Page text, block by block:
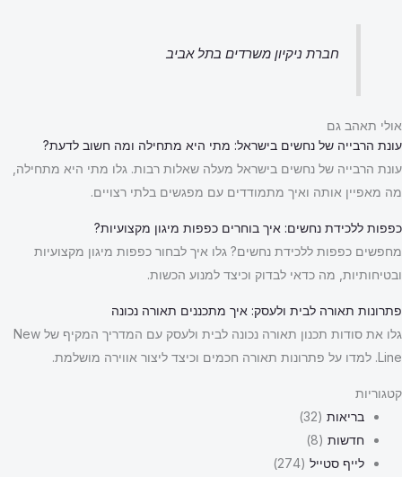
חברת ניקיון משרדים בתל אביב
אולי תאהב גם
עונת הרבייה של נחשים בישראל: מתי היא מתחילה ומה חשוב לדעת?
עונת הרבייה של נחשים בישראל מעלה שאלות רבות. גלו מתי היא מתחילה,
מה מאפיין אותה ואיך מתמודדים עם מפגשים בלתי רצויים.
כפפות ללכידת נחשים: איך בוחרים כפפות מיגון מקצועיות?
מחפשים כפפות ללכידת נחשים? גלו איך לבחור כפפות מיגון מקצועיות
ובטיחותיות, מה כדאי לבדוק וכיצד למנוע הכשות.
פתרונות תאורה לבית ולעסק: איך מתכננים תאורה נכונה
גלו את סודות תכנון תאורה נכונה לבית ולעסק עם המדריך המקיף של New
Line. למדו על פתרונות תאורה חכמים וכיצד ליצור אווירה מושלמת.
קטגוריות
בריאות (32)
חדשות (8)
לייף סטייל (274)